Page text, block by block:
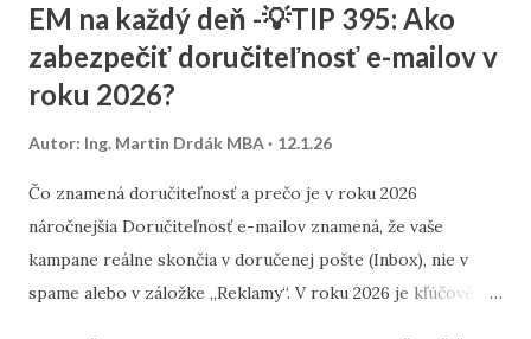
ukotvenie v osobe, skúsenosti alebo expertíze. To výrazne
znižuje jeho citovateľnosť. Práve preto je autor box
dôležitou súčasťou LLMO Cycle . Nemusí ísť o rozsiahly
„SEO konzultant so zameraním na e-commerce“) a ideálne
prepojenie na ďalší obsah alebo profil autora. Takýto signál
pomáha AI pochopiť, že nejde o generický text, ale o
odborný názor konkrétneho človeka. Autor box zároveň
pomáha aj Googlu a používa...
EM na každý deň -💡TIP 395: Ako
zabezpečiť doručiteľnosť e-mailov v
roku 2026?
Autor: Ing. Martin Drdák MBA 12.1.26
Čo znamená doručiteľnosť a prečo je v roku 2026
náročnejšia Doručiteľnosť e-mailov znamená, že vaše
kampane reálne skončia v doručenej pošte (Inbox), nie v
spame alebo v záložke „Reklamy“. V roku 2026 je kľúčové